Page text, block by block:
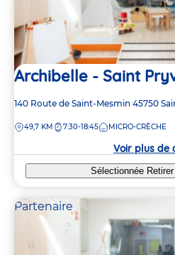
Archibelle - Saint
Adresse
la
140 Route de Saint-Mesmin 45750
DISTANCE
49,7 KM 7:30-18:45 MICRO-CRÈCHE
Voir plus de
Sélectionnée Retirer
Partenaire